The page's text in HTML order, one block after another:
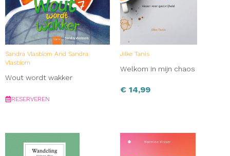
Sandra Vlasblom And Sandra
Vlasblom
Wout wordt wakker
RESERVEREN
Jilke Tanis
Welkom in mijn chaos
€ 14,99